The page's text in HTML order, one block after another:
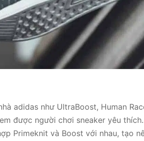
adidas như UltraBoost, Human
được người chơi sneaker yêu
Primeknit và Boost với nhau, tạo